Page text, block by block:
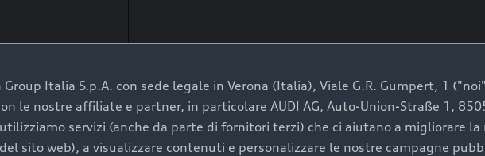
un’auto usata Audi
Group Italia S.p.A. con sede legale in Verona (Italia), Viale G.R. Gumpert, 1
le nostre affiliate e partner, in particolare AUDI AG, Auto-Union-Straße 1,
servizi (anche da parte di fornitori terzi) che ci aiutano a migliorare la
sito web), a visualizzare contenuti e personalizzare le nostre campagne